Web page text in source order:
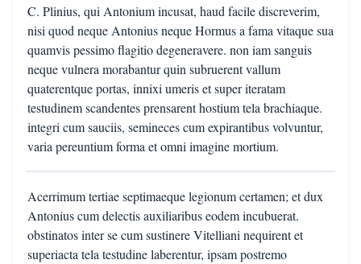
C. Plinius, qui Antonium incusat, haud facile discreverim,
nisi quod neque Antonius neque Hormus a fama vitaque sua
quamvis pessimo flagitio degeneravere. non iam sanguis
neque vulnera morabantur quin subruerent vallum
quaterentque portas, innixi umeris et super iteratam
testudinem scandentes prensarent hostium tela brachiaque.
integri cum sauciis, semineces cum expirantibus volvuntur,
varia pereuntium forma et omni imagine mortium.
Acerrimum tertiae septimaeque legionum certamen; et dux
Antonius cum delectis auxiliaribus eodem incubuerat.
obstinatos inter se cum sustinere Vitelliani nequirent et
superiacta tela testudine laberentur, ipsam postremo